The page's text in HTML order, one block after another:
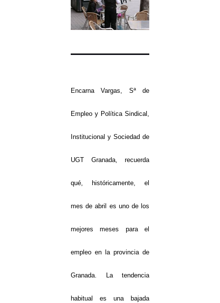
Encarna Vargas, Sª de
Empleo y Política Sindical,
Institucional y Sociedad de
UGT Granada, recuerda
qué, históricamente, el
mes de abril es uno de los
mejores meses para el
empleo en la provincia de
Granada. La tendencia
habitual es una bajada